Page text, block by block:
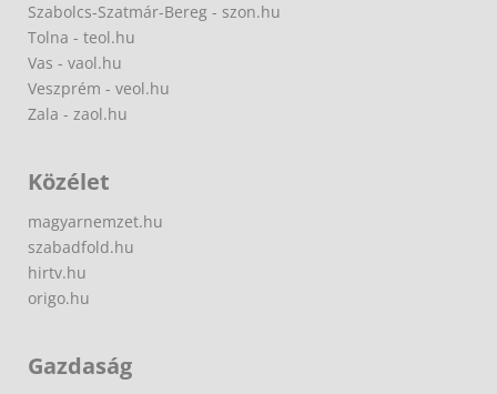
Szabolcs-Szatmár-Bereg - szon.hu
Tolna - teol.hu
Vas - vaol.hu
Veszprém - veol.hu
Zala - zaol.hu
Közélet
magyarnemzet.hu
szabadfold.hu
hirtv.hu
origo.hu
Gazdaság